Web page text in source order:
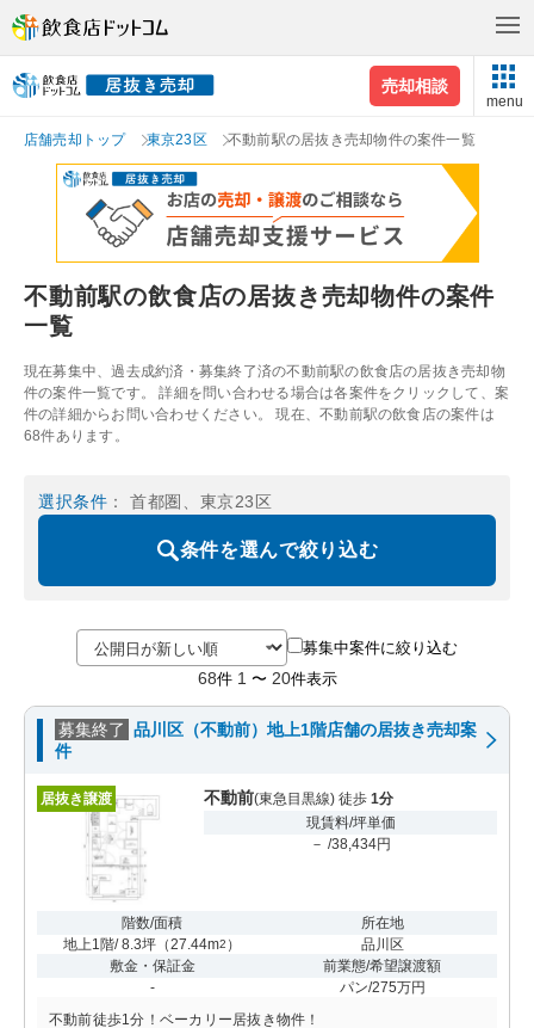
売却相談
menu
店舗売却トップ 東京23区 不動前駅の居抜き売却物件の案件一覧
不動前駅の飲食店の居抜き売却物件の案件
一覧
現在募集中、過去成約済・募集終了済の不動前駅の飲食店の居抜き売却物
件の案件一覧です。 詳細を問い合わせる場合は各案件をクリックして、案
件の詳細からお問い合わせください。 現在、不動前駅の飲食店の案件は
68件あります。
選択条件 ： 首都圏、東京23区
条件を選んで絞り込む
募集中案件に絞り込む
68件 1 〜 20件表示
募集終了 品川区（不動前）地上1階店舗の居抜き売却案
件
居抜き譲渡 不動前(東急目黒線) 徒歩 1分
現賃料/坪単価
－ /38,434円
階数/面積
地上1階/ 8.3坪 （27.44m2 ）
所在地
品川区
敷金・保証金
-
前業態/希望譲渡額
パン/275万円
不動前徒歩1分！ベーカリー居抜き物件！